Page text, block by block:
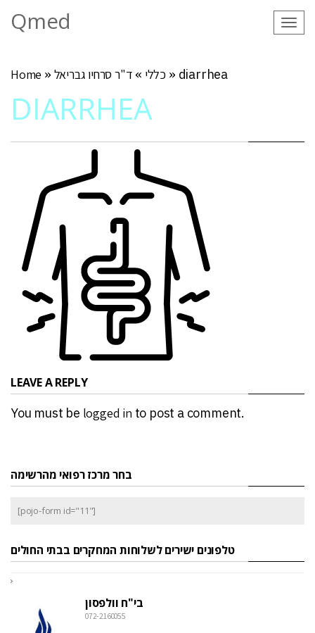
Qmed
Home » כללי » ד"ר סרחיו גבריאל » diarrhea
DIARRHEA
LEAVE A REPLY
You must be logged in to post a comment.
בחר מרכז רפואי מהרשימה
[pojo-form id="11"]
טלפונים ישירים לשלוחות המחקרים בבתי החולים
בי"ח וולפסון
072-2160055